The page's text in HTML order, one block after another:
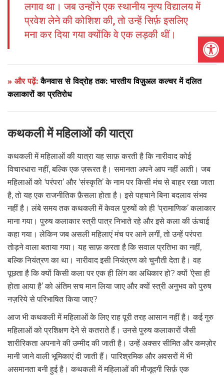
लगाव था। जब उन्होंने एक स्थानीय नृत्य विद्यालय में
प्रवेश लेने की कोशिश की, तो उन्हें सिर्फ़ इसलिए
मना कर दिया गया क्योंकि वे एक लड़की थीं।
» और पढ़ें:कैनवास से विद्रोह तक: भारतीय विज़ुअल कल्चर में दलित
कलाकारों का प्रतिरोध
कथकली में महिलाओं की यात्रा
कथकली में महिलाओं की यात्रा यह साफ़ करती है कि नारीवाद कोई
विचारधारा नहीं, बल्कि एक ज़रूरत है। समानता अपने आप नहीं आती। जब
महिलाओं को ‘परंपरा’ और ‘संस्कृति’ के नाम पर किसी मंच से बाहर रखा जाता
है, तो यह एक राजनीतिक फ़ैसला होता है। इसे पहचाने बिना बदलाव संभव
नहीं है। लंबे समय तक कथकली में केवल पुरुषों को ही ‘प्रामाणिक’ कलाकार
माना गया। पुरुष कलाकार स्त्री पात्र निभाते रहे और इसे कला की ऊंचाई
कहा गया। लेकिन जब असली महिलाएं मंच पर आने लगीं, तो उन्हें परंपरा
तोड़ने वाला बताया गया। यह साफ़ करता है कि सवाल प्रतिभा का नहीं,
बल्कि नियंत्रण का था। नारीवाद इसी नियंत्रण को चुनौती देता है। वह
पूछता है कि क्यों किसी कला पर एक ही लिंग का अधिकार हो? क्यों ‘ऐसा ही
होता आया है’ को अंतिम सच मान लिया जाए और क्यों स्त्री अनुभव को पुरुष
नज़रिये से परिभाषित किया जाए?
आज भी कथकली में महिलाओं के लिए राह पूरी तरह आसान नहीं है। कई गुरु
महिलाओं को प्रशिक्षण देने से कतराते हैं। उनसे पुरुष कलाकारों जैसी
शारीरिकता अपनाने की उम्मीद की जाती है। उन्हें अक्सर सीमित और कमज़ोर
मानी जाने वाली भूमिकाएं दी जाती हैं। पारिश्रमिक और अवसरों में भी
असमानता बनी हुई है। कथकली में महिलाओं की मौजूदगी सिर्फ़ एक